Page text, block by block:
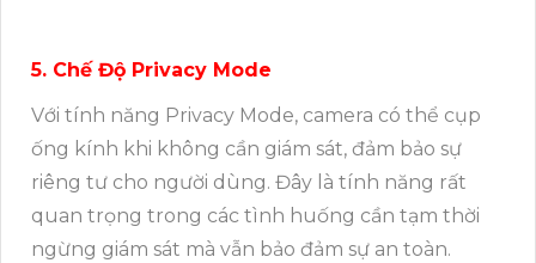
5. Chế Độ Privacy Mode
Với tính năng Privacy Mode, camera có thể cụp
ống kính khi không cần giám sát, đảm bảo sự
riêng tư cho người dùng. Đây là tính năng rất
quan trọng trong các tình huống cần tạm thời
ngừng giám sát mà vẫn bảo đảm sự an toàn.